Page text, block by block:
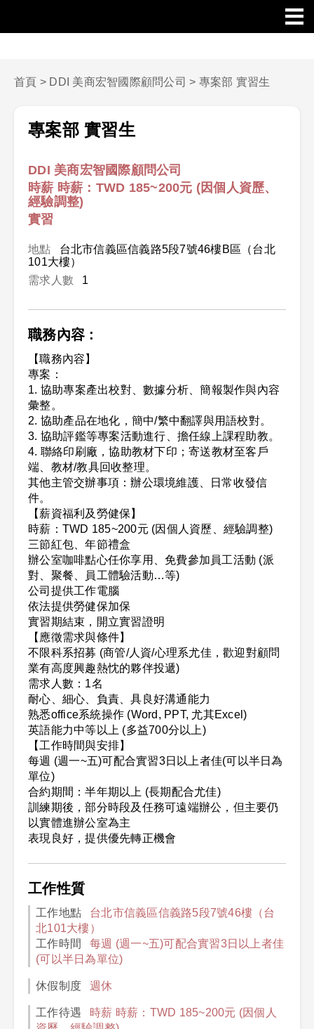
首頁 > DDI 美商宏智國際顧問公司 > 專案部 實習生
專案部 實習生
DDI 美商宏智國際顧問公司
時薪 時薪：TWD 185~200元 (因個人資歷、
經驗調整)
實習
地點
台北市信義區信義路5段7號46樓B區（台北
101大樓）
需求人數
1
職務內容 :
【職務內容】
專案：
1. 協助專案產出校對、數據分析、簡報製作與內容
彙整。
2. 協助產品在地化，簡中/繁中翻譯與用語校對。
3. 協助評鑑等專案活動進行、擔任線上課程助教。
4. 聯絡印刷廠，協助教材下印；寄送教材至客戶
端、教材/教具回收整理。
其他主管交辦事項：辦公環境維護、日常收發信
件。
【薪資福利及勞健保】
時薪：TWD 185~200元 (因個人資歷、經驗調整)
三節紅包、年節禮盒
辦公室咖啡點心任你享用、免費參加員工活動 (派
對、聚餐、員工體驗活動…等)
公司提供工作電腦
依法提供勞健保加保
實習期結束，開立實習證明
【應徵需求與條件】
不限科系招募 (商管/人資/心理系尤佳，歡迎對顧問
業有高度興趣熱忱的夥伴投遞)
需求人數：1名
耐心、細心、負責、具良好溝通能力
熟悉office系統操作 (Word, PPT, 尤其Excel)
英語能力中等以上 (多益700分以上)
【工作時間與安排】
每週 (週一~五)可配合實習3日以上者佳(可以半日為
單位)
合約期間：半年期以上 (長期配合尤佳)
訓練期後，部分時段及任務可遠端辦公，但主要仍
以實體進辦公室為主
表現良好，提供優先轉正機會
工作性質
工作地點
台北市信義區信義路5段7號46樓（台
北101大樓）
工作時間
每週 (週一~五)可配合實習3日以上者佳
(可以半日為單位)
休假制度 週休
工作待遇
時薪 時薪：TWD 185~200元 (因個人